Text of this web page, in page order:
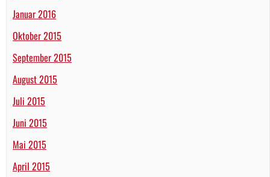
Januar 2016
Oktober 2015
September 2015
August 2015
Juli 2015
Juni 2015
Mai 2015
April 2015